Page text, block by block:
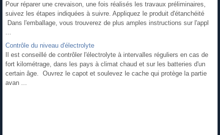
Pour réparer une crevaison, une fois réalisés les travaux préliminaires,
suivez les étapes indiquées à suivre. Appliquez le produit d'étanchéité
Dans l'emballage, vous trouverez de plus amples instructions sur l'appl
...
Contrôle du niveau d'électrolyte
Il est conseillé de contrôler l'électrolyte à intervalles réguliers en cas de
fort kilométrage, dans les pays à climat chaud et sur les batteries d'un
certain âge. Ouvrez le capot et soulevez le cache qui protège la partie
avan ...